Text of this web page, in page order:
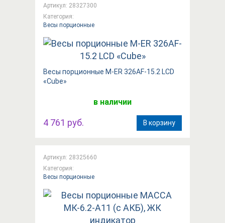
Артикул: 28327300
Категория:
Весы порционные
Весы порционные M-ER 326AF-15.2 LCD
«Cube»
в наличии
4 761 руб. В корзину
Артикул: 28325660
Категория:
Весы порционные